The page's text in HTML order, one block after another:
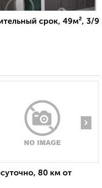
срок, 49м², 3/9
›
80 км от